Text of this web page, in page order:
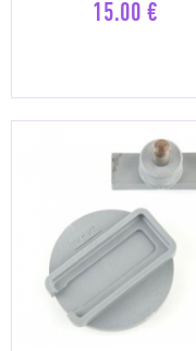
15.00 €